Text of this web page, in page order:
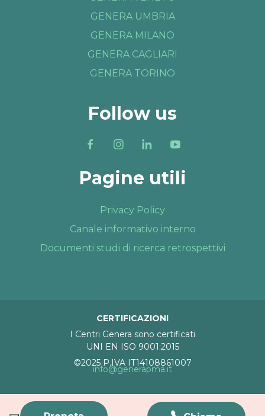
GENERA UMBRIA
GENERA MILANO
GENERA CAGLIARI
GENERA TORINO
Follow us
Pagine utili
Privacy Policy
Canale informativo interno
Documenti studi di ricerca retrospettivi
CERTIFICAZIONI
I Centri Genera sono certificati
UNI EN ISO 9001:2015
©2025 P.IVA IT14108861007
info@generapma.it